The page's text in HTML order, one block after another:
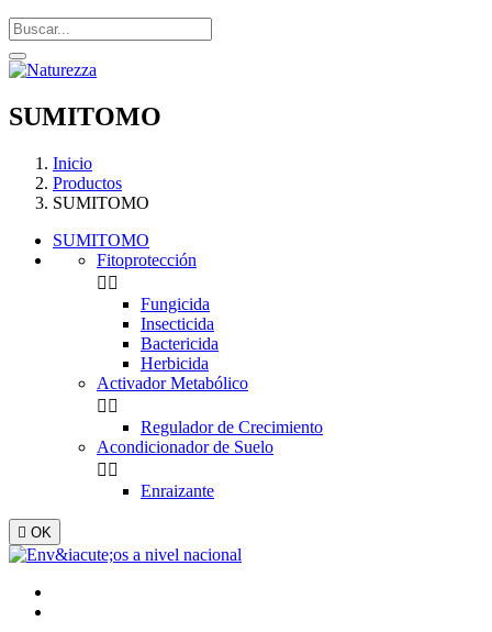
SUMITOMO
Inicio
Productos
SUMITOMO
SUMITOMO
Fitoprotección
 
Fungicida
Insecticida
Bactericida
Herbicida
Activador Metabólico
 
Regulador de Crecimiento
Acondicionador de Suelo
 
Enraizante
 OK